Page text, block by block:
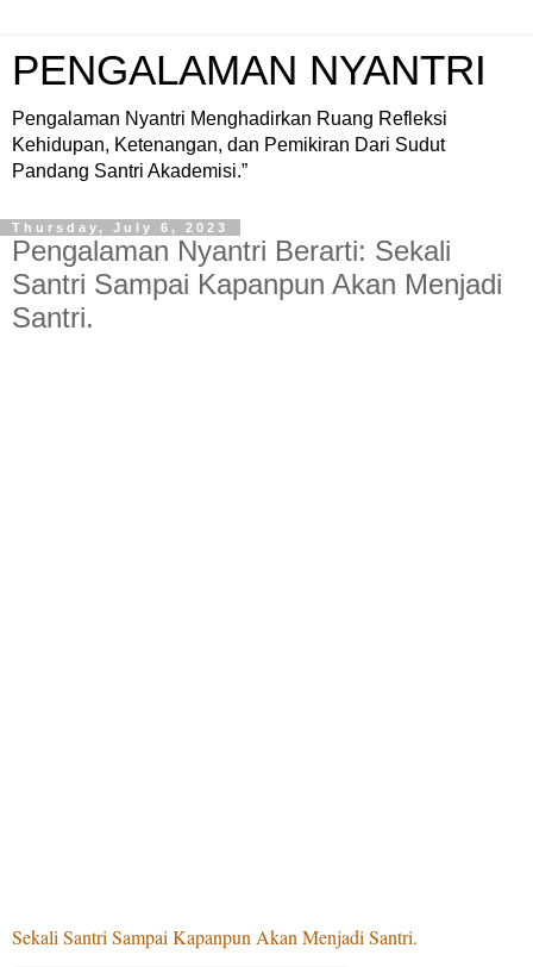
PENGALAMAN NYANTRI
Pengalaman Nyantri Menghadirkan Ruang Refleksi
Kehidupan, Ketenangan, dan Pemikiran Dari Sudut
Pandang Santri Akademisi.”
Thursday, July 6, 2023
Pengalaman Nyantri Berarti: Sekali
Santri Sampai Kapanpun Akan Menjadi
Santri.
Sekali Santri Sampai Kapanpun Akan Menjadi Santri.